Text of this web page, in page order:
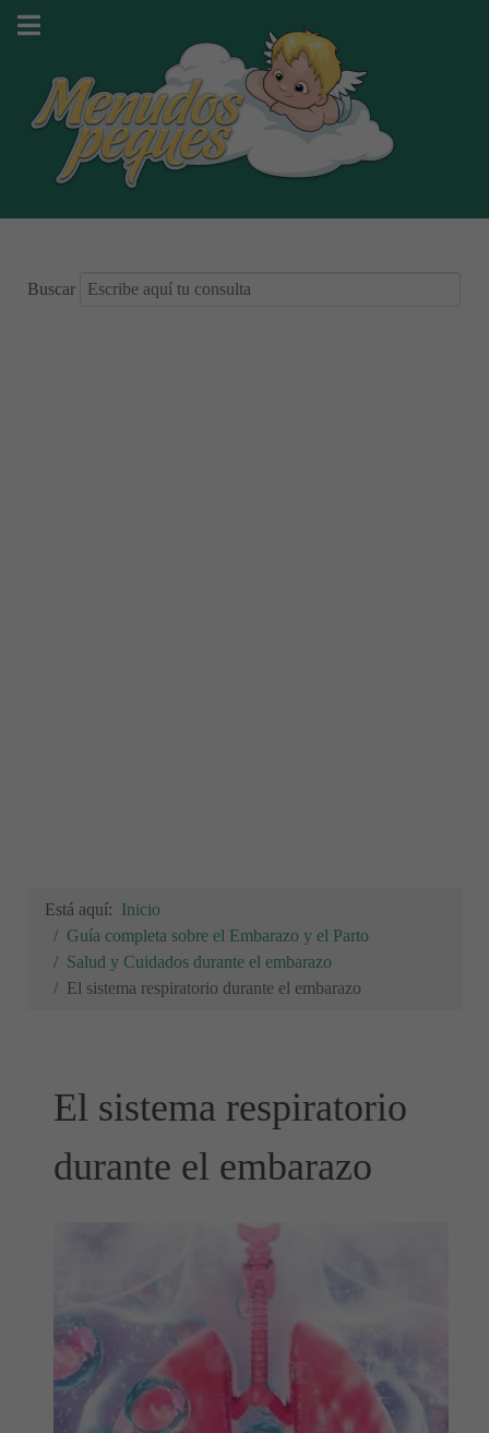
Buscar
Está aquí: Inicio
Guía completa sobre el Embarazo y el Parto
Salud y Cuidados durante el embarazo
El sistema respiratorio durante el embarazo
El sistema respiratorio
durante el embarazo